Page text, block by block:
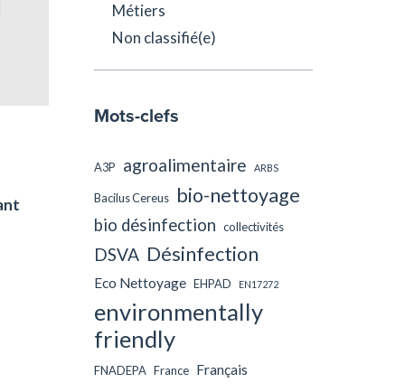
Métiers
Non classifié(e)
Mots-clefs
A3P agroalimentaire ARBS
Bacilus Cereus bio-nettoyage
bio désinfection collectivités
DSVA Désinfection
Eco Nettoyage EHPAD EN17272
environmentally
friendly
FNADEPA France Français